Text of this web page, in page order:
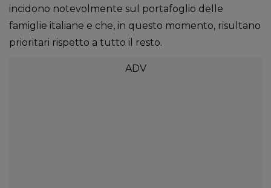
incidono notevolmente sul portafoglio delle
famiglie italiane e che, in questo momento, risultano
prioritari rispetto a tutto il resto.